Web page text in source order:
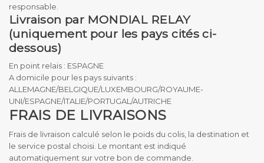
responsable.
Livraison par MONDIAL RELAY
(uniquement pour les pays cités ci-
dessous)
En point relais : ESPAGNE
A domicile pour les pays suivants :
ALLEMAGNE/BELGIQUE/LUXEMBOURG/ROYAUME-
UNI/ESPAGNE/ITALIE/PORTUGAL/AUTRICHE
FRAIS DE LIVRAISONS
Frais de livraison calculé selon le poids du colis, la destination et
le service postal choisi. Le montant est indiqué
automatiquement sur votre bon de commande.